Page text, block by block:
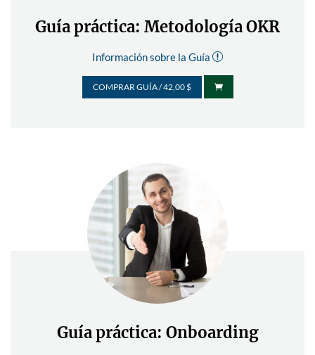
Guía práctica: Metodología OKR
Información sobre la Guía r
COMPRAR GUÍA / 42,00 $ 
Guía práctica: Onboarding